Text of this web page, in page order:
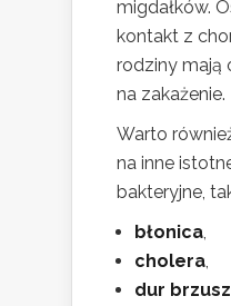
migdałków.
kontakt z
rodziny mają
na zakażenie.
Warto
na inne
bakteryjne,
błonica
cholera
dur